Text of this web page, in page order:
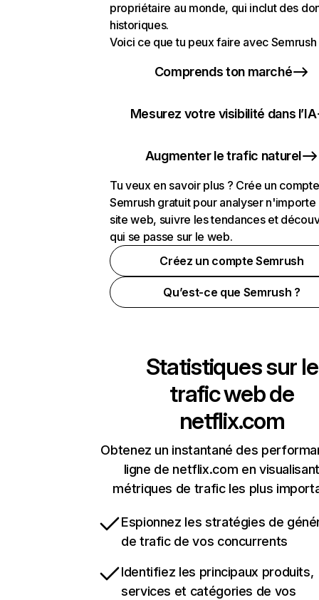
propriétaire au monde, qui inclut des
historiques.
Voici ce que tu peux faire avec Semrush
Comprends ton marché
Mesurez votre visibilité dans l’IA
Augmenter le trafic naturel
Tu veux en savoir plus ? Crée un compte
Semrush gratuit pour analyser n'importe
site web, suivre les tendances et
qui se passe sur le web.
Créez un compte Semrush
Qu’est-ce que Semrush ?
Statistiques sur le
trafic web de
netflix.com
Obtenez un instantané des
ligne de netflix.com en
métriques de trafic les plus
Espionnez les stratégies de
de trafic de vos concurrents
Identifiez les principaux produits,
services et catégories de vos